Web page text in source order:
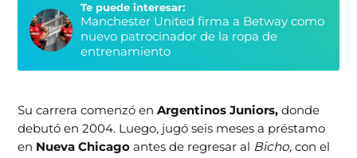
Te puede interesar:
Manchester United firma a Betway como
nuevo patrocinador de la ropa de
entrenamiento
Su carrera comenzó enArgentinos Juniors, donde
debutó en 2004. Luego, jugó seis meses a préstamo
en Nueva Chicagoantes de regresar al Bicho,con el